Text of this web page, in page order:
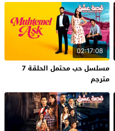
02:17:08
مسلسل حب محتمل الحلقة 7
مترجم